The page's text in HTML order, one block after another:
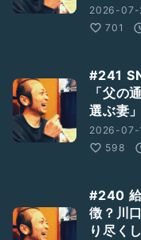
2026-
701
#241
「父の
選ぶ妻」
2026-07-
598
#240
徴？川
り尽く